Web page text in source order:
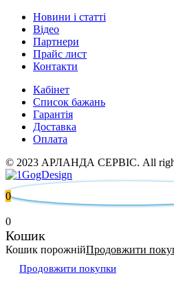
Новини і статті
Відео
Партнери
Прайс лист
Контакти
Кабінет
Список бажань
Гарантія
Доставка
Оплата
© 2023 АРЛАНДА СЕРВІС. All right
0
0
Кошик
Кошик порожнійПродовжити
Продовжити покупки